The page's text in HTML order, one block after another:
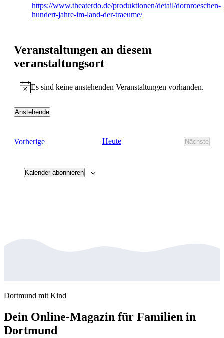
Webseite
https://www.theaterdo.de/produktionen/detail/dornroeschen-
hundert-jahre-im-land-der-traeume/
Veranstaltungen an diesem
veranstaltungsort
Hinweis
Es sind keine anstehenden Veranstaltungen vorhanden.
Anstehende
VorherigeVeranstaltungen Heute
Nächste
Kalender abonnieren
Dortmund mit Kind
Dein Online-Magazin für Familien in
Dortmund